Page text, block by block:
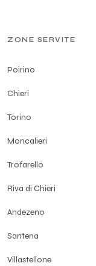
ZONE SERVITE
Poirino
Chieri
Torino
Moncalieri
Trofarello
Riva di Chieri
Andezeno
Santena
Villastellone